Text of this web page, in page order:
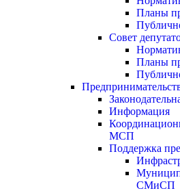
Планы
Совет
Планы
Информация
МСП
Поддержка
СМиСП